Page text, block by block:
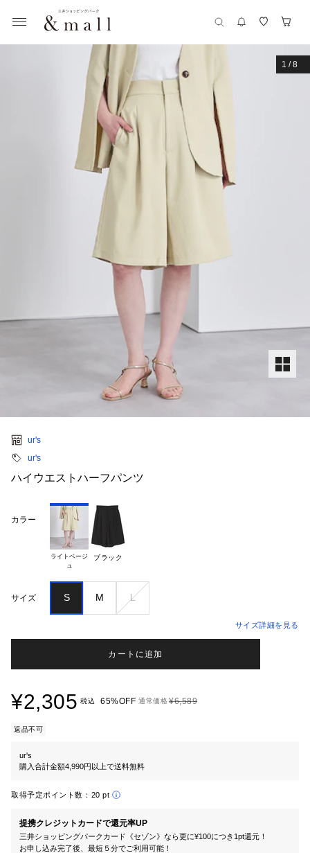
1 /8
ur's
ur's
ハイウエストハーフパンツ
カラー
ライトベージ
ブラック
サイズ S M L
サイズ詳細を見る
カートに追加
¥2,305 税込 65%OFF 通常価格¥6,589
返品不可
ur's
購入合計金額4,990円以上で送料無料
取得予定ポイント数： 20 pt
提携クレジットカードで還元率UP
三井ショッピングパークカード《セゾン》なら更に¥100につき1pt還元！
お申し込み完了後、最短５分でご利用可能！